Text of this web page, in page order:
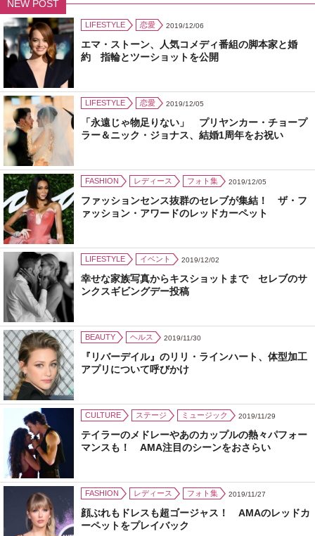
NEW POST
LIFESTYLE 恋愛 2019/12/06
エマ・ストーン、人気コメディ番組の脚本家と婚
約 指輪とツーショットを公開
LIFESTYLE 恋愛 2019/12/05
「永遠じゃ物足りない」 プリヤンカー・チョープ
ラー＆ニック・ジョナス、結婚1周年をお祝い
FASHION レディース フォト集 2019/12/05
ファッションセンス抜群のセレブが集結！ ザ・フ
ァッション・アワードのレッドカーペット
LIFESTYLE イベント 2019/12/02
幸せな家族写真からキスショットまで セレブのサ
ンクスギビングデー投稿
BEAUTY ヘルス 2019/11/30
『リバーデイル』のリリ・ラインハート、体型加工
アプリについて呼びかけ
CULTURE ステージ ミュージック 2019/11/29
テイラーのメドレーやあのカップルの熱々パフォー
マンスも！ AMA注目のシーンをおさらい
FASHION レディース フォト集 2019/11/27
顔ぶれもドレスも超ゴージャス！ AMAのレッドカ
ーペットをプレイバック